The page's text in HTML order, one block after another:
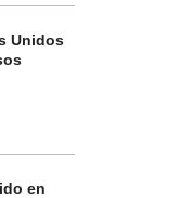
Unidos
en